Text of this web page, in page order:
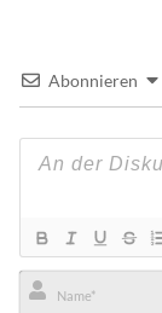
Abonnieren